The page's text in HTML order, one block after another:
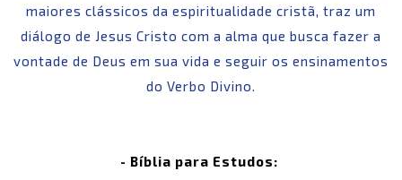
maiores clássicos da espiritualidade cristã, traz um
diálogo de Jesus Cristo com a alma que busca fazer a
vontade de Deus em sua vida e seguir os ensinamentos
do Verbo Divino.
- Bíblia para Estudos: